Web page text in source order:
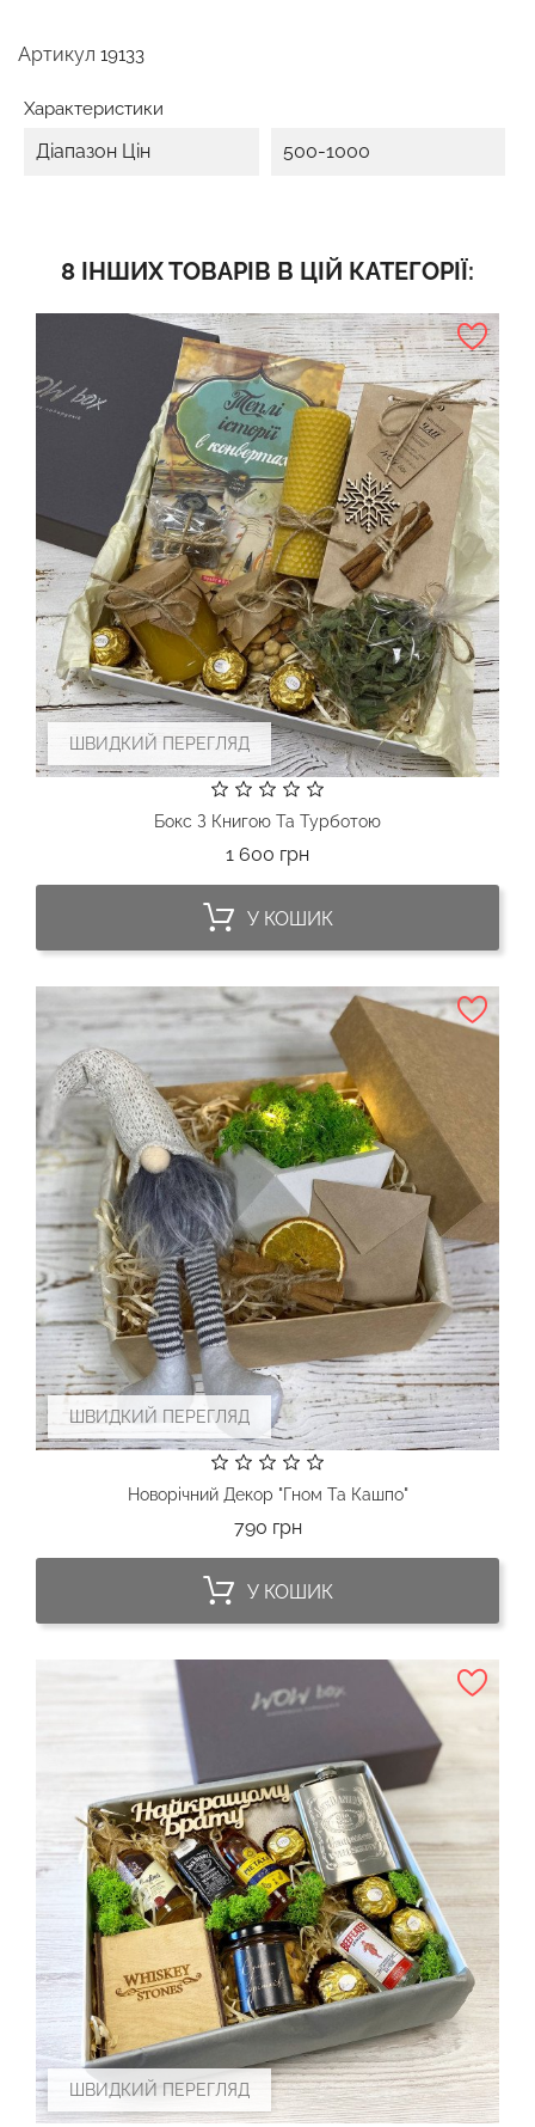
Артикул 19133
Характеристики
Діапазон Цін 500-1000
8 ІНШИХ ТОВАРІВ В ЦІЙ КАТЕГОРІЇ:
ШВИДКИЙ ПЕРЕГЛЯД
Бокс З Книгою Та Турботою
1 600 грнЦіна
У КОШИК
ШВИДКИЙ ПЕРЕГЛЯД
Новорічний Декор "Гном Та Кашпо"
790 грнЦіна
У КОШИК
ШВИДКИЙ ПЕРЕГЛЯД